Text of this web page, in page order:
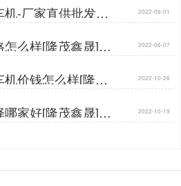
-厂家直供批发价 2022-06-01
怎么样[隆茂鑫晟]… 2022-06-07
价钱怎么样[隆茂 2022-10-26
哪家好[隆茂鑫晟]… 2022-10-19